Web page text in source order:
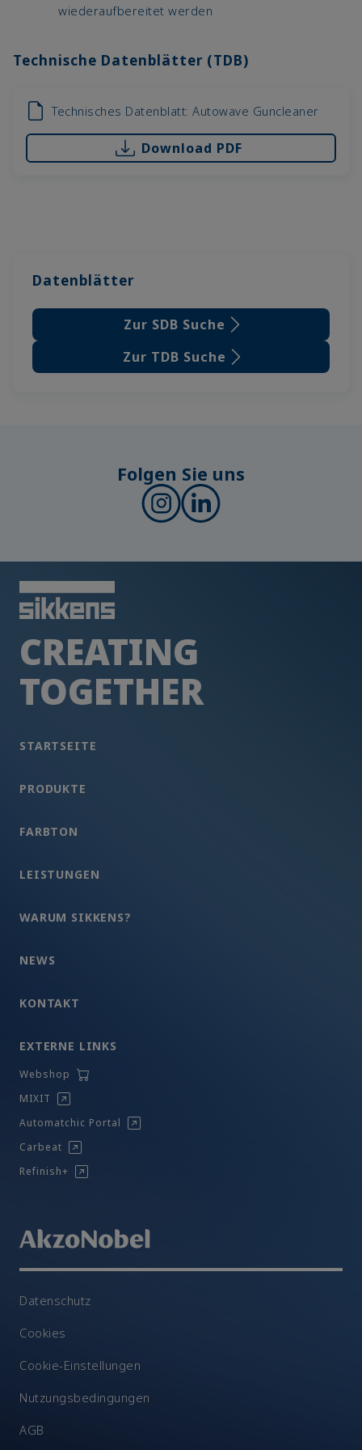
wiederaufbereitet werden
Technische Datenblätter (TDB)
Technisches Datenblatt: Autowave Guncleaner
Download PDF
Datenblätter
Zur SDB Suche
Zur TDB Suche
Folgen Sie uns
CREATING
TOGETHER
STARTSEITE
PRODUKTE
FARBTON
LEISTUNGEN
WARUM SIKKENS?
NEWS
KONTAKT
EXTERNE LINKS
Webshop
MIXIT
Automatchic Portal
Carbeat
Refinish+
Datenschutz
Cookies
Cookie-Einstellungen
Nutzungsbedingungen
AGB